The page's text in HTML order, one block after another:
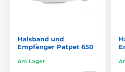
Halsband und
Empfänger Patpet 650
Am Lager